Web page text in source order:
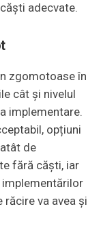
adecvate.
zgomotoase în
cât și nivelul
implementare.
opțiuni
de
fără căști, iar
va avea și